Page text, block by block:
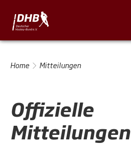
Home Mitteilungen
Offizielle
Mitteilungen